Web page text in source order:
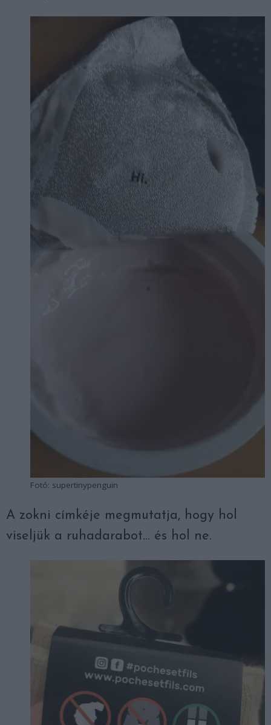
Fotó: supertinypenguin
A zokni címkéje megmutatja, hogy hol
viseljük a ruhadarabot… és hol ne.